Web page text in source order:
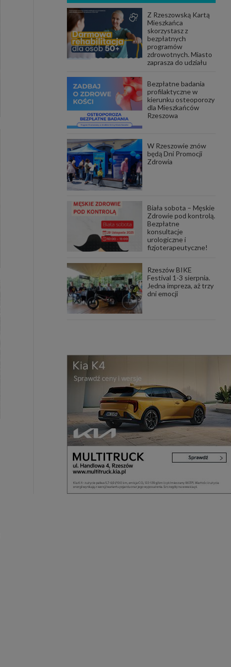
Z Rzeszowską Kartą
Mieszkańca
skorzystasz z
bezpłatnych
programów
zdrowotnych. Miasto
zaprasza do udziału
Bezpłatne badania
profilaktyczne w
kierunku osteoporozy
dla Mieszkańców
Rzeszowa
W Rzeszowie znów
będą Dni Promocji
Zdrowia
Biała sobota – Męskie
Zdrowie pod kontrolą.
Bezpłatne
konsultacje
urologiczne i
fizjoterapeutyczne!
Rzeszów BIKE
Festival 1-3 sierpnia.
Jedna impreza, aż trzy
dni emocji